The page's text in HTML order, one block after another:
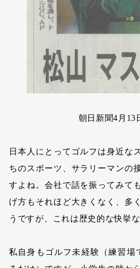
朝日新聞4月
日本人にとってゴルフは身近な
ちのスポーツ、サラリーマンの
すよね。会社で話を振ってみて
げ方もそれほど大きくなく、多
うですが、これは歴史的な快挙な
私自身もゴルフ未経験（練習場